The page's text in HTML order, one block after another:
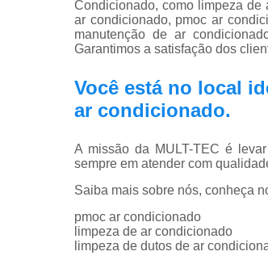
Condicionado, como limpeza
ar condicionado, pmoc ar
manutenção de ar
Garantimos a satisfação dos
Você está no local
ar condicionado.
A missão da MULT-TEC é
sempre em atender com
Saiba mais sobre nós, conheça
pmoc ar condicionado
limpeza de ar condicionado
limpeza de dutos de ar